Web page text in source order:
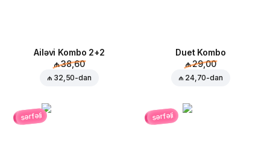
Ailəvi Kombo 2+2
₼ 38,60
₼ 32,50-dan
Duet Kombo
₼ 29,00
₼ 24,70-dan
sərfəli sərfəli